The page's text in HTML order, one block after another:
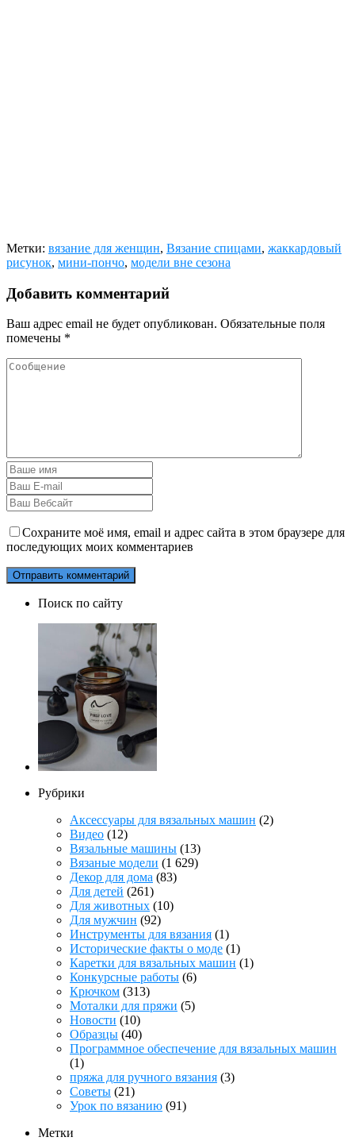
Метки: вязание для женщин, Вязание спицами, жаккардовый
рисунок, мини-пончо, модели вне сезона
Добавить комментарий
Ваш адрес email не будет опубликован. Обязательные поля
помечены *
Сохраните моё имя, email и адрес сайта в этом браузере для
последующих моих комментариев
Поиск по сайту
Рубрики
Аксессуары для вязальных машин (2)
Видео (12)
Вязальные машины (13)
Вязаные модели (1 629)
Декор для дома (83)
Для детей (261)
Для животных (10)
Для мужчин (92)
Инструменты для вязания (1)
Исторические факты о моде (1)
Каретки для вязальных машин (1)
Конкурсные работы (6)
Крючком (313)
Моталки для пряжи (5)
Новости (10)
Образцы (40)
Программное обеспечение для вязальных машин
(1)
пряжа для ручного вязания (3)
Советы (21)
Урок по вязанию (91)
Метки